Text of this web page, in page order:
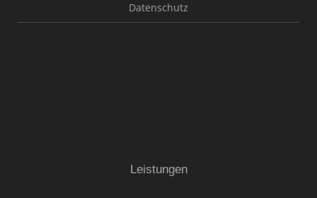
Datenschutz
Leistungen